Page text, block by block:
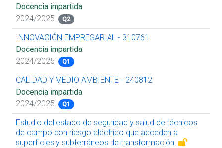
Docencia impartida
2024/2025
Q2
INNOVACIÓN EMPRESARIAL - 310761
Docencia impartida
2024/2025
Q1
CALIDAD Y MEDIO AMBIENTE - 240812
Docencia impartida
2024/2025
Q1
Estudio del estado de seguridad y salud de técnicos
de campo con riesgo eléctrico que acceden a
superficies y subterráneos de transformación.